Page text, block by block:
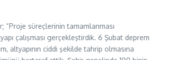
“Proje süreçlerinin tamamlanması
çalışması gerçekleştirdik. 6 Şubat deprem
altyapının ciddi şekilde tahrip olmasına